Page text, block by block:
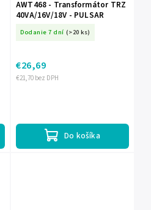
AWT468 - Transformátor TRZ
40VA/16V/18V - PULSAR
Dodanie 7 dní (>20 ks)
€21,70 bez DPH
€26,69
Do košíka